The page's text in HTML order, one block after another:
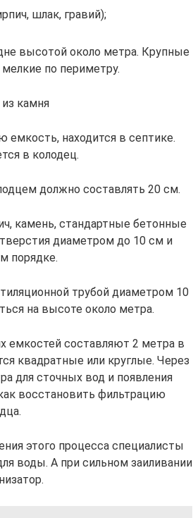
шлак, гравий);
высотой около метра. Крупные
по периметру.
камня
емкость, находится в септике.
в колодец.
должно составлять 20 см.
камень, стандартные бетонные
диаметром до 10 см и
порядке.
трубой диаметром 10
на высоте около метра.
составляют 2 метра в
квадратные или круглые. Через
для сточных вод и появления
восстановить фильтрацию
этого процесса специалисты
воды. А при сильном заиливании